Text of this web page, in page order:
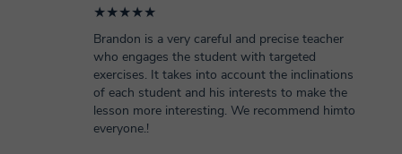
★★★★★
Brandon is a very careful and precise teacher
who engages the student with targeted
exercises. It takes into account the inclinations
of each student and his interests to make the
lesson more interesting. We recommend himto
everyone.!